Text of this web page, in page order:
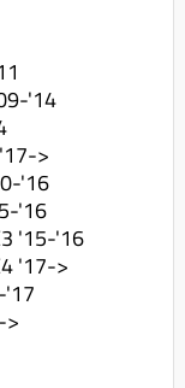
'14
>
'16
'16
'15-'16
'17->
'17
>